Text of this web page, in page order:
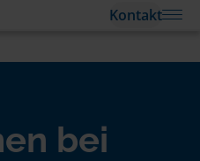
Kontakt
bei